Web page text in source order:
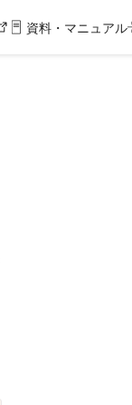
資料・マニュアル